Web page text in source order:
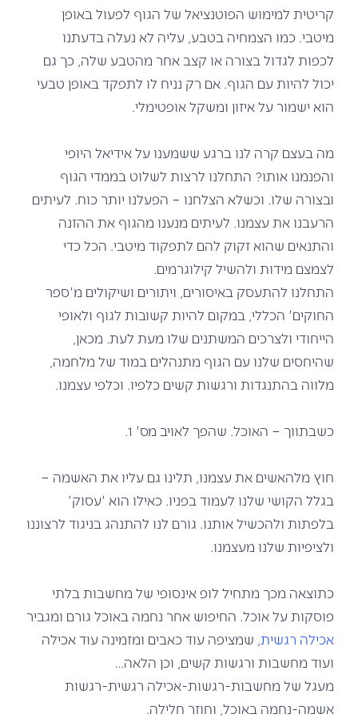
קריטית למימוש הפוטנציאל של הגוף לפעול באופן
מיטבי. כמו הצמחיה בטבע, עליה לא נעלה בדעתנו
לכפות לגדול בצורה או קצב אחר מהטבע שלה, כך גם
יכול להיות עם הגוף. אם רק נניח לו לתפקד באופן טבעי
הוא ישמור על איזון ומשקל אופטימלי.
מה בעצם קרה לנו ברגע ששמענו על אידיאל היופי
והפנמנו אותו? התחלנו לרצות לשלוט בממדי הגוף
ובצורה שלו. וכשלא הצלחנו – הפעלנו יותר כוח. לעיתים
הרעבנו את עצמנו. לעיתים מנענו מהגוף את ההזנה
והתנאים שהוא זקוק להם לתפקוד מיטבי. הכל כדי
לצמצם מידות ולהשיל קילוגרמים.
התחלנו להתעסק באיסורים, ויתורים ושיקולים מ'ספר
החוקים' הכללי, במקום להיות קשובות לגוף ולאופי
הייחודי ולצרכים המשתנים שלו מעת לעת. מכאן,
שהיחסים שלנו עם הגוף מתנהלים במוד של מלחמה,
מלווה בהתנגדות ורגשות קשים כלפיו. וכלפי עצמנו.
כשבתווך – האוכל. שהפך לאויב מס' 1.
חוץ מלהאשים את עצמנו, תלינו גם עליו את האשמה –
בגלל הקושי שלנו לעמוד בפניו. כאילו הוא 'עסוק'
בלפתות ולהכשיל אותנו. גורם לנו להתנהג בניגוד לרצוננו
ולציפיות שלנו מעצמנו.
כתוצאה מכך מתחיל לופ אינסופי של מחשבות בלתי
פוסקות על אוכל. החיפוש אחר נחמה באוכל גורם ומגביר
אכילה רגשית , שמציפה עוד כאבים ומזמינה עוד אכילה
ועוד מחשבות ורגשות קשים, וכן הלאה…
מעגל של מחשבות-רגשות-אכילה רגשית-רגשות
אשמה-נחמה באוכל, וחוזר חלילה.